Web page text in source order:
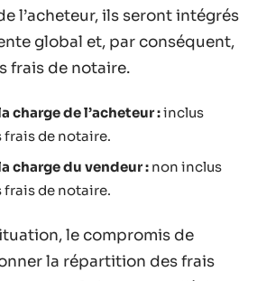
l’acheteur, ils seront intégrés
global et, par conséquent,
frais de notaire.
charge de l’acheteur :inclus
frais de notaire.
charge du vendeur : non inclus
frais de notaire.
le compromis de
la répartition des frais